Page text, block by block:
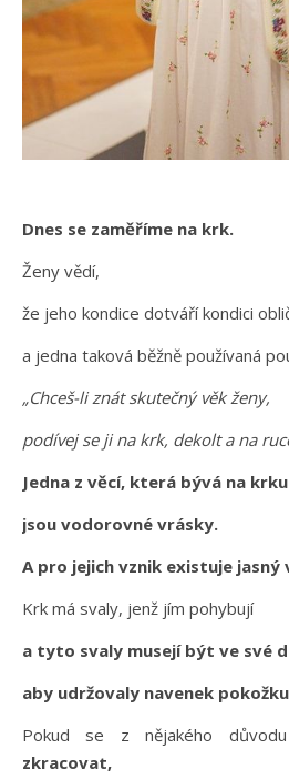
Dnes se zaměříme na krk.
Ženy vědí,
že jeho kondice dotváří kondici
a jedna taková běžně používaná
„Chceš-li znát skutečný věk ženy,
podívej se ji na krk, dekolt a na
Jedna z věcí, která bývá na
jsou vodorovné vrásky.
A pro jejich vznik existuje jasný
Krk má svaly, jenž jím pohybují
a tyto svaly musejí být ve své
aby udržovaly navenek
Pokud se z nějakého
zkracovat,